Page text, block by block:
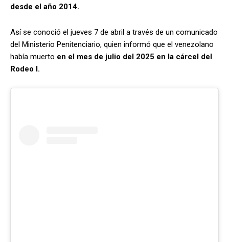
desde el año 2014.
Así se conoció el jueves 7 de abril a través de un comunicado
del Ministerio Penitenciario, quien informó que el venezolano
había muerto en el mes de julio del 2025 en la cárcel del
Rodeo I.